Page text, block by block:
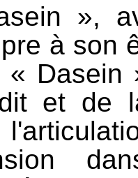
»,
à son
«
et de